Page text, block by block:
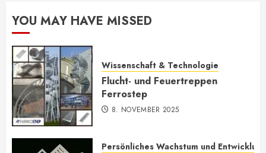
YOU MAY HAVE MISSED
Wissenschaft & Technologie
Flucht- und Feuertreppen
Ferrostep
8. NOVEMBER 2025
Persönliches Wachstum und Entwicklung